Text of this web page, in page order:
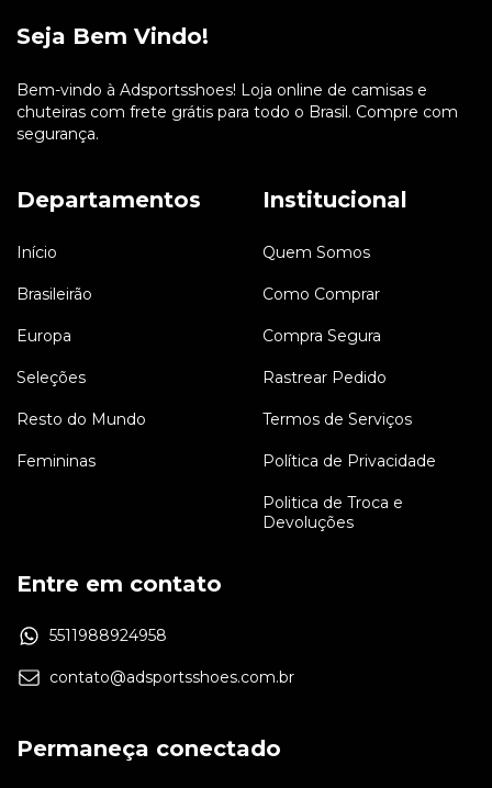
Seja Bem Vindo!
Bem-vindo à Adsportsshoes! Loja online de camisas e
chuteiras com frete grátis para todo o Brasil. Compre com
segurança.
Departamentos
Início
Brasileirão
Europa
Seleções
Resto do Mundo
Femininas
Institucional
Quem Somos
Como Comprar
Compra Segura
Rastrear Pedido
Termos de Serviços
Política de Privacidade
Politica de Troca e
Devoluções
Entre em contato
5511988924958
contato@adsportsshoes.com.br
Permaneça conectado